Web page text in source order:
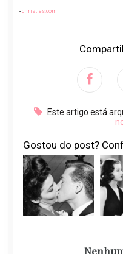
-christies.com
Este artigo está
Gostou do post?